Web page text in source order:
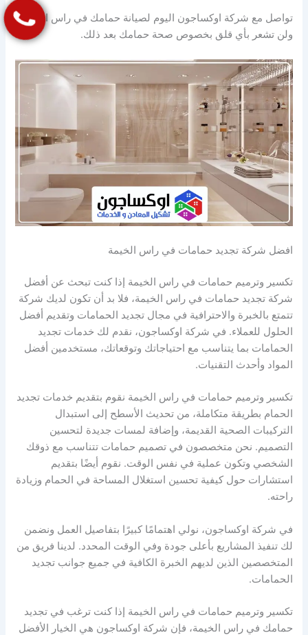
تواصل مع شركة اوكساجون اليوم لصيانة حمامك في راس الخيمة،
ولن تشعر بأي قلق بخصوص صحة حمامك بعد ذلك.
افضل شركة تجديد حمامات في راس الخيمة
تكسير وترميم حمامات في راس الخيمة إذا كنت تبحث عن أفضل
شركة تجديد حمامات في راس الخيمة، فلا بد أن تكون لديك شركة
تتمتع بالخبرة والاحترافية في مجال تجديد الحمامات وتقديم أفضل
الحلول للعملاء. في شركة اوكساجون، نقدم لك خدمات تجديد
الحمامات بما يتناسب مع احتياجاتك وتوقعاتك، مستخدمين أفضل
المواد وأحدث التقنيات.
تكسير وترميم حمامات في راس الخيمة نقوم بتقديم خدمات تجديد
الحمام بطريقة متكاملة، من تحديث الأسطح إلى استبدال
التركيبات الصحية القديمة، وإضافة لمسات جديدة لتحسين
التصميم. نحن متخصصون في تصميم حمامات تتناسب مع ذوقك
الشخصي وتكون عملية في نفس الوقت. نقوم أيضًا بتقديم
استشارات حول كيفية تحسين استغلال المساحة في الحمام وزيادة
راحته.
في شركة اوكساجون، نولي اهتمامًا كبيرًا بتفاصيل العمل ونضمن
لك تنفيذ المشاريع بأعلى جودة وفي الوقت المحدد. لدينا فريق من
المتخصصين الذين لديهم الخبرة الكافية في جميع جوانب تجديد
الحمامات.
تكسير وترميم حمامات في راس الخيمة إذا كنت ترغب في تجديد
حمامك في راس الخيمة، فإن شركة اوكساجون هي الخيار الأفضل